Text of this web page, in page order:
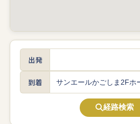
出発
到着
経路検索